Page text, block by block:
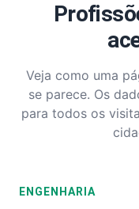
Veja como uma
se parece. Os
para todos os
ENGENHARIA